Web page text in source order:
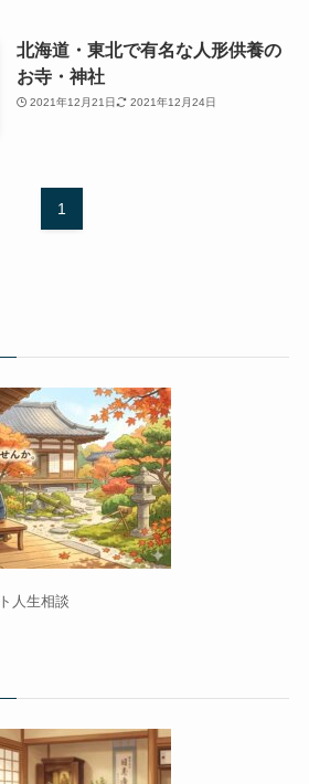
北海道・東北で有名な人形供養の
お寺・神社
2021年12月21日 2021年12月24日
1
人生相談